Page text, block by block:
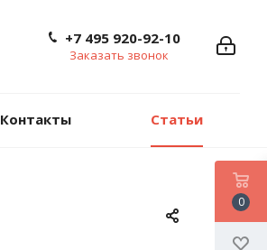
+7 495 920-92-10
Заказать звонок
Контакты Статьи
0